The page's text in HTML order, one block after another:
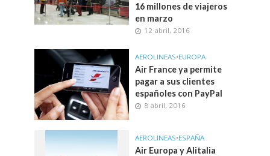
16 millones de viajeros
en marzo
12 abril, 2016
AEROLINEAS•EUROPA
Air France ya permite
pagar a sus clientes
españoles con PayPal
8 abril, 2016
AEROLINEAS•ESPAÑA
Air Europa y Alitalia